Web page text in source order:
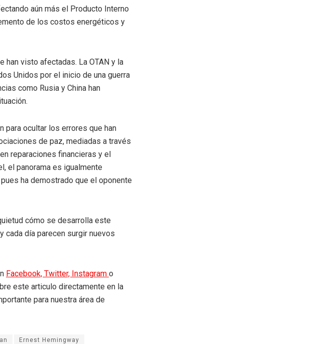
aún más el Producto Interno
de los costos energéticos y
han visto afectadas. La OTAN y la
Unidos por el inicio de una guerra
como Rusia y China han
para ocultar los errores que han
de paz, mediadas a través
reparaciones financieras y el
el panorama es igualmente
ha demostrado que el oponente
cómo se desarrolla este
cada día parecen surgir nuevos
Facebook, Twitter, Instagram o
este articulo directamente en la
para nuestra área de
Ernest Hemingway